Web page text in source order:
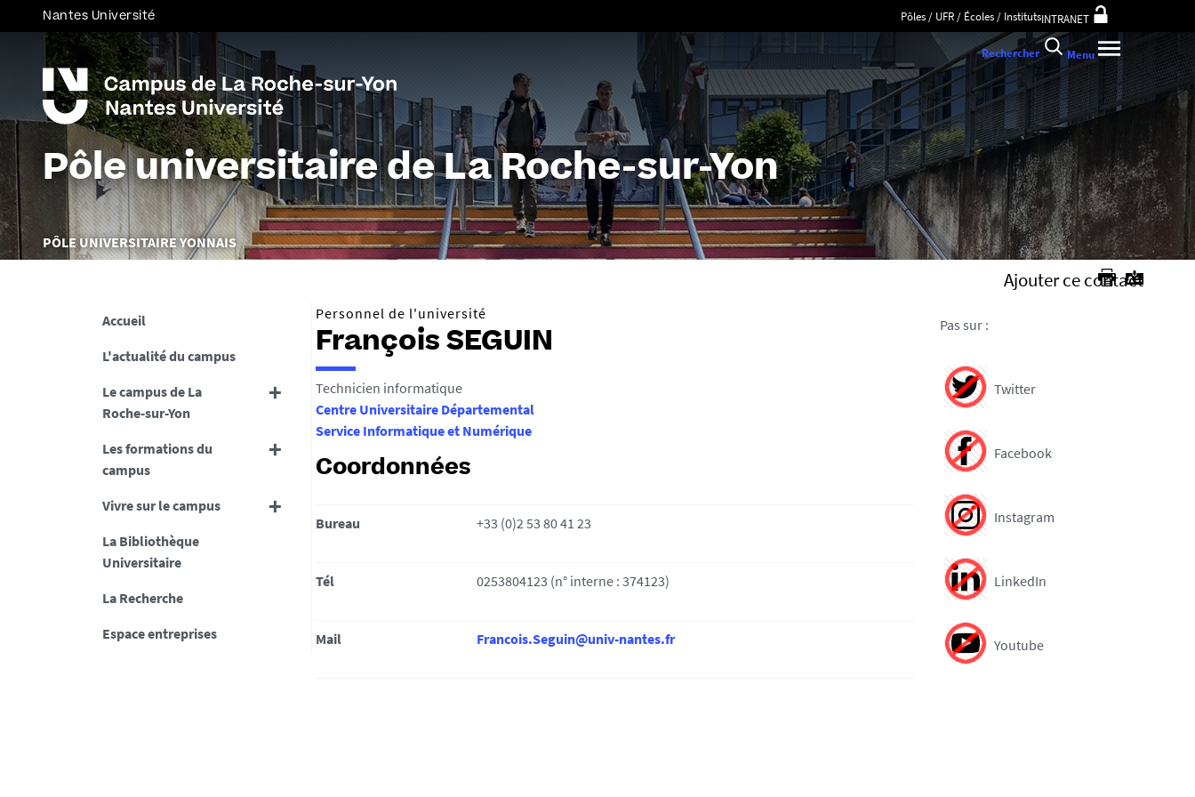
au
contenu
Nantes Université Pôles / UFR / Écoles / InstitutsINTRANET
Pôle universitaire de La Roche-sur-Yon
Vous
êtes
PÔLE UNIVERSITAIRE YONNAIS
Rechercher Menu
Accueil
L'actualité du campus
Le campus de La
Roche-sur-Yon
Les formations du
campus
Vivre sur le campus
La Bibliothèque
Universitaire
La Recherche
Espace entreprises
Ajouter ce contact
Personnel de l'université
François SEGUIN
Technicien informatique
Centre Universitaire Départemental
Service Informatique et Numérique
Coordonnées
Bureau +33 (0)2 53 80 41 23
Tél 0253804123 (n° interne : 374123)
Mail Francois.Seguin@univ-nantes.fr
Pas sur :
Twitter
Facebook
Instagram
LinkedIn
Youtube